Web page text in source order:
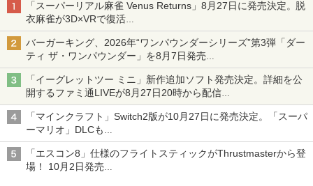
「スーパーリアル麻雀 Venus Returns」8月27日に発売決定。脱
衣麻雀が3D×VRで復活
発売から2週間は20%オフになるセールが実施
バーガーキング、2026年“ワンパウンダーシリーズ”第3弾「ダー
ティ ザ・ワンパウンダー」を8月7日発売
「特製ガーリックマヨソース」を使用した超大型チーズバーガー
「イーグレットツー ミニ」新作追加ソフト発売決定。詳細を公
開するファミ通LIVEが8月27日20時から配信
シリーズ累計100タイトルへ
「マインクラフト」Switch2版が10月27日に発売決定。「スーパ
ーマリオ」DLCも
Switch版からのアップグレードも可能に
「エスコン8」仕様のフライトスティックがThrustmasterから登
場！ 10月2日発売